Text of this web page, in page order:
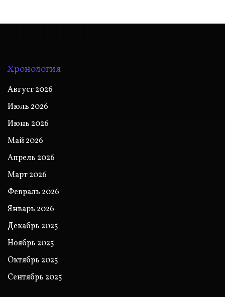
Хронология
Август 2026
Июль 2026
Июнь 2026
Май 2026
Апрель 2026
Март 2026
Февраль 2026
Январь 2026
Декабрь 2025
Ноябрь 2025
Октябрь 2025
Сентябрь 2025